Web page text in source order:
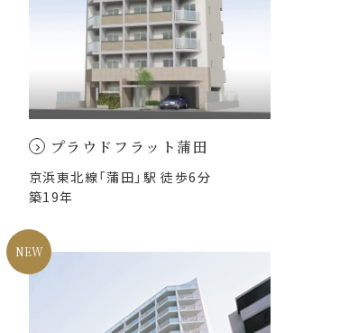
プラウドフラット蒲田
京浜東北線「蒲田」駅 徒歩6分
築19年